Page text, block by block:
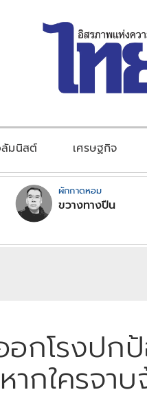
มนิสต์ เศรษฐกิจ
ผักกาดหอม
ขวางทางปืน
อกโรงปก
ากใครจา